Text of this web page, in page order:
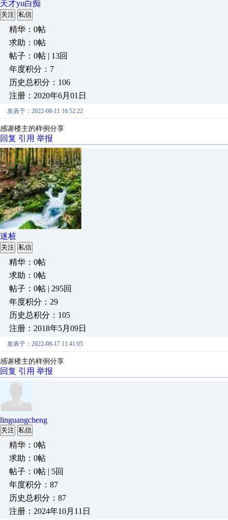
天才yu白痴
关注 私信
精华：0帖
求助：0帖
帖子：0帖 | 13回
年度积分：7
历史总积分：106
注册：2020年6月01日
发表于：2022-08-11 16:52:22
感谢楼主的样例分享
回复 引用 举报
迷桩
关注 私信
精华：0帖
求助：0帖
帖子：0帖 | 295回
年度积分：29
历史总积分：105
注册：2018年5月09日
发表于：2022-08-17 11:41:05
感谢楼主的样例分享
回复 引用 举报
linguangcheng
关注 私信
精华：0帖
求助：0帖
帖子：0帖 | 5回
年度积分：87
历史总积分：87
注册：2024年10月11日